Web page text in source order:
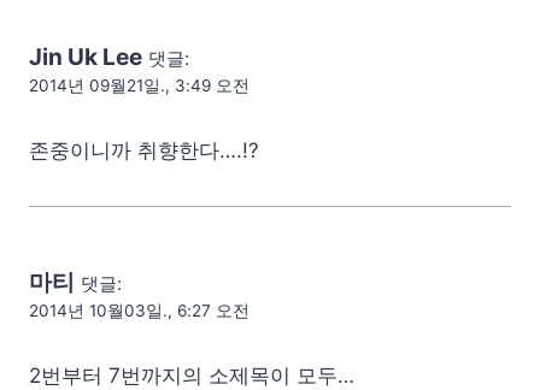
Jin Uk Lee 댓글:
2014년 09월21일., 3:49 오전
존중이니까 취향한다….!?
마티 댓글:
2014년 10월03일., 6:27 오전
2번부터 7번까지의 소제목이 모두…